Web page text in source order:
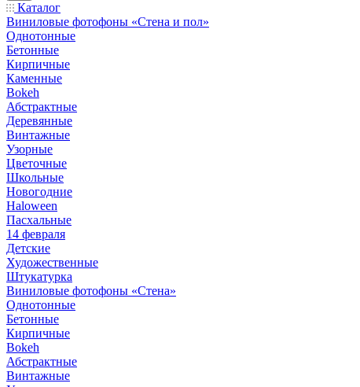
Каталог
Виниловые фотофоны «Стена и пол»
Однотонные
Бетонные
Кирпичные
Каменные
Bokeh
Абстрактные
Деревянные
Винтажные
Узорные
Цветочные
Школьные
Новогодние
Haloween
Пасхальные
14 февраля
Детские
Художественные
Штукатурка
Виниловые фотофоны «Стена»
Однотонные
Бетонные
Кирпичные
Bokeh
Абстрактные
Винтажные